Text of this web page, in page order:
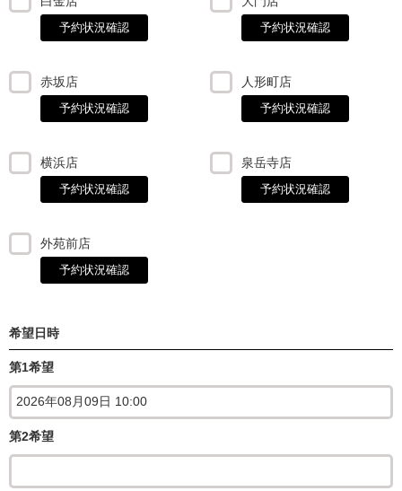
予約状況確認 予約状況確認
赤坂店
予約状況確認
人形町店
予約状況確認
横浜店
予約状況確認
泉岳寺店
予約状況確認
外苑前店
予約状況確認
希望日時
第1希望
第2希望